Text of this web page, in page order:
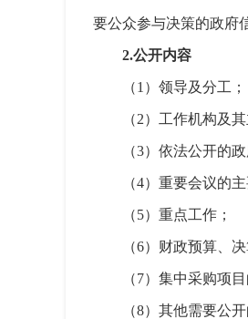
要公众参与决策的政府
2.公开内容
（1）领导及分工；
（2）工作机构及
（3）依法公开的
（4）重要会议的
（5）重点工作；
（6）财政预算、决
（7）集中采购项
（8）其他需要公